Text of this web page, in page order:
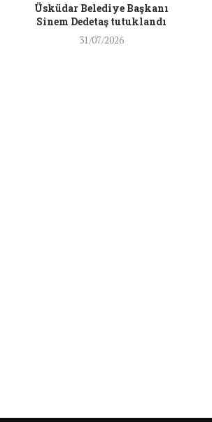
Üsküdar Belediye Başkanı
Sinem Dedetaş tutuklandı
31/07/2026